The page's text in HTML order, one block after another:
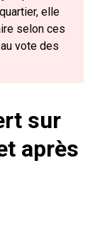
elle
selon ces
vote des
sur
après